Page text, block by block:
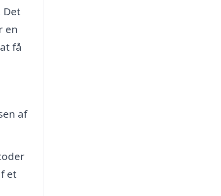
Det
en
få
af
et